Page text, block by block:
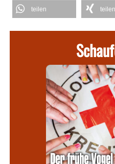
teilen teilen